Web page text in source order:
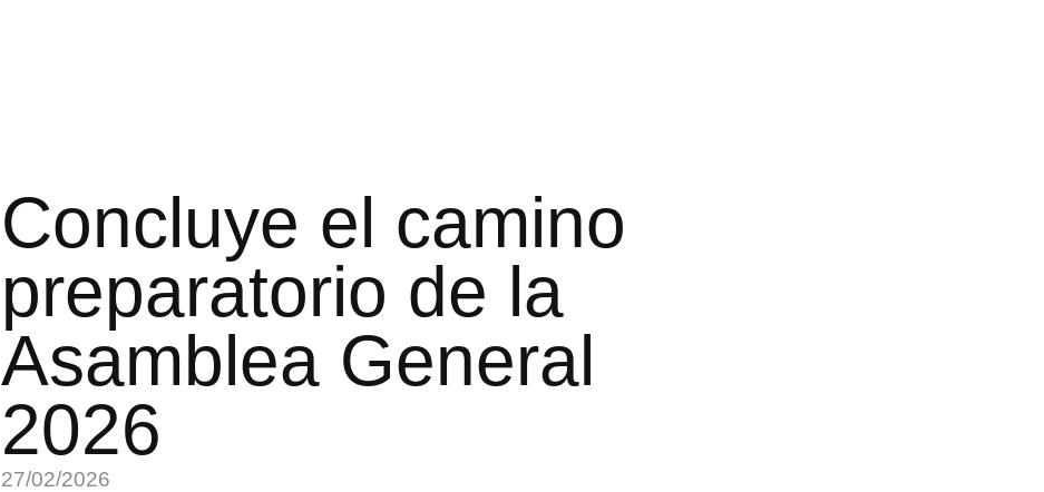
Concluye el camino
preparatorio de la
Asamblea General
2026
27/02/2026